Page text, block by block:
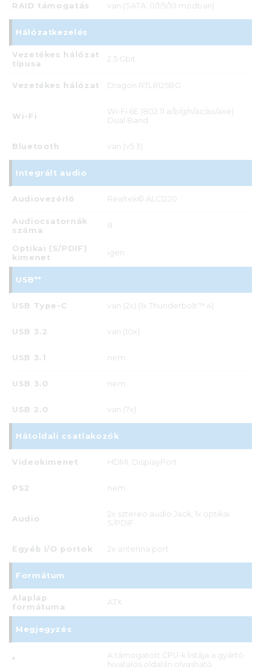
RAID támogatás van (SATA: 0/1/5/10 módban)
Hálózatkezelés
Vezetékes hálózat
típusa
2.5 Gbit
Vezetékes hálózat Dragon RTL8125BG
Wi-Fi
Wi-Fi 6E (802.11 a/b/g/n/ac/ax/axe)
Dual Band
Bluetooth van (v5.3)
Integrált audio
Audiovezérlő Realtek© ALC1220
Audiocsatornák
száma
8
Optikai (S/PDIF)
kimenet
igen
USB**
USB Type-C van (2x) (1x Thunderbolt™ 4)
USB 3.2 van (10x)
USB 3.1 nem
USB 3.0 nem
USB 2.0 van (7x)
Hátoldali csatlakozók
Videokimenet HDMI, DisplayPort
PS2 nem
Audio
2x sztereo audio Jack, 1x optikai
S/PDIF
Egyéb I/O portok 2x antenna port
Formátum
Alaplap
formátuma
ATX
Megjegyzés
*
A támogatott CPU-k listája a gyártó
hivatalos oldalán olvasható